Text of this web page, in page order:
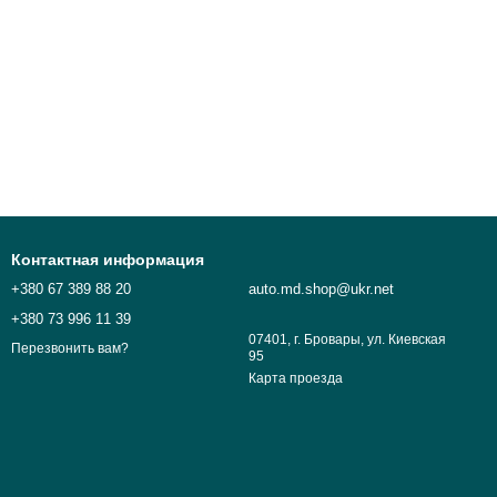
Контактная информация
+380 67 389 88 20
+380 73 996 11 39
Перезвонить вам?
auto.md.shop@ukr.net
07401, г. Бровары, ул. Киевская
95
Карта проезда